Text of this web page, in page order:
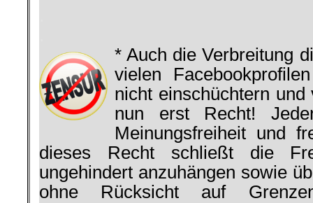
Benzinpreise ,Flüchtlinge,Frankreich,
Gewerkschaft der Polizeiangestellten
Obdachlosigkeit,Polizei,Rebellion,
13
13. Dezember 2018
Veröffentlicht In:Klaus Meier
Volkskorrespondent